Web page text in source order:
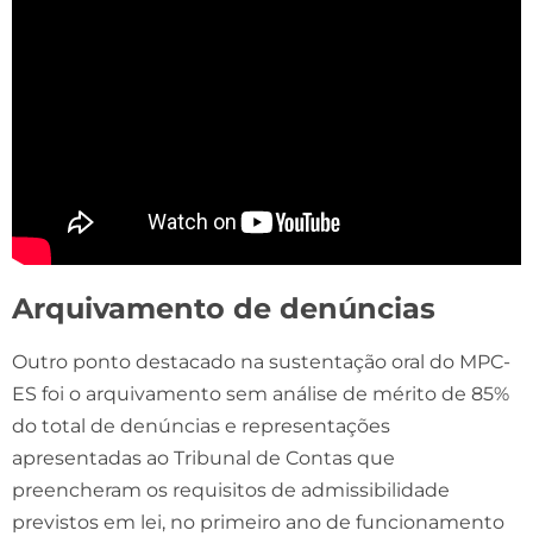
Arquivamento de denúncias
Outro ponto destacado na sustentação oral do MPC-
ES foi o arquivamento sem análise de mérito de 85%
do total de denúncias e representações
apresentadas ao Tribunal de Contas que
preencheram os requisitos de admissibilidade
previstos em lei, no primeiro ano de funcionamento